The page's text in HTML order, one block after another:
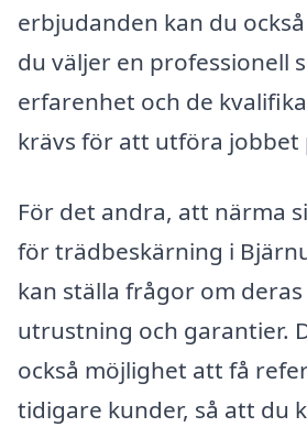
erbjudanden kan du
du väljer en professionell
erfarenhet och de
krävs för att utföra jobbet
För det andra, att närma
för trädbeskärning i
kan ställa frågor om
utrustning och garantier.
också möjlighet att få
tidigare kunder, så att du